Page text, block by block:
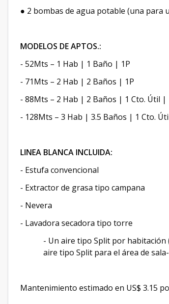
● 2 bombas de agua potable (una para
MODELOS DE APTOS.:
- 52Mts – 1 Hab | 1 Baño | 1P
- 71Mts – 2 Hab | 2 Baños | 1P
- 88Mts – 2 Hab | 2 Baños | 1 Cto. Útil |
- 128Mts – 3 Hab | 3.5 Baños | 1 Cto.
LINEA BLANCA INCLUIDA:
- Estufa convencional
- Extractor de grasa tipo campana
- Nevera
- Lavadora secadora tipo torre
- Un aire tipo Split por habitación
aire tipo Split para el área de
Mantenimiento estimado en US$ 3.15